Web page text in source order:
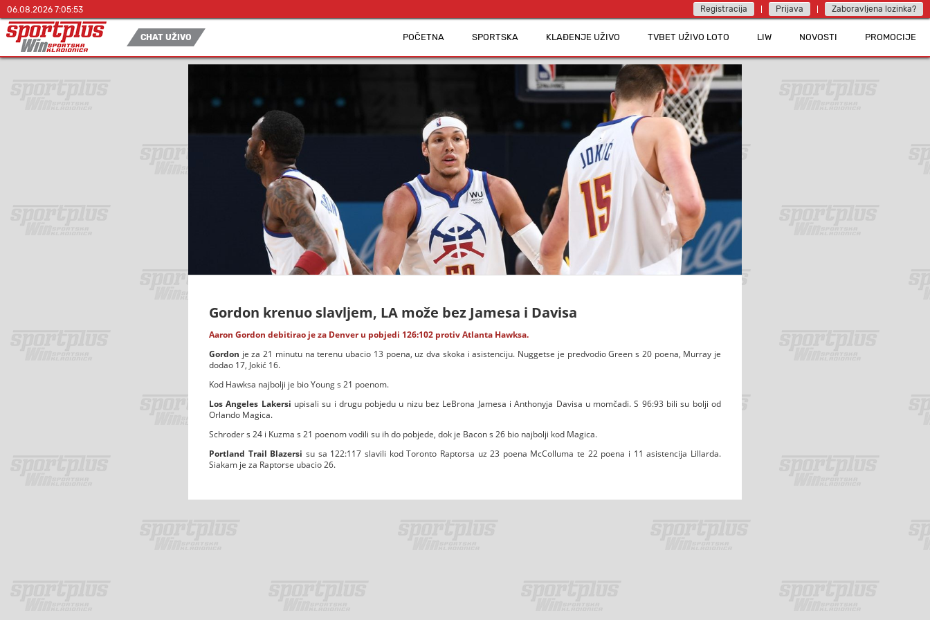
06.08.2026 7:05:53 Registracija Prijava Zaboravljena lozinka?
CHAT UŽIVO POČETNA SPORTSKA KLAĐENJE UŽIVO TVBET UŽIVO LOTO LIW NOVOSTI PROMOCIJE
Gordon krenuo slavljem, LA može bez Jamesa i Davisa
Aaron Gordon debitirao je za Denver u pobjedi 126:102 protiv Atlanta Hawksa.
Gordon je za 21 minutu na terenu ubacio 13 poena, uz dva skoka i asistenciju. Nuggetse je predvodio Green s 20 poena, Murray je
dodao 17, Jokić 16.
Kod Hawksa najbolji je bio Young s 21 poenom.
Los Angeles Lakersi upisali su i drugu pobjedu u nizu bez LeBrona Jamesa i Anthonyja Davisa u momčadi. S 96:93 bili su bolji od
Orlando Magica.
Schroder s 24 i Kuzma s 21 poenom vodili su ih do pobjede, dok je Bacon s 26 bio najbolji kod Magica.
Portland Trail Blazersi su sa 122:117 slavili kod Toronto Raptorsa uz 23 poena McColluma te 22 poena i 11 asistencija Lillarda.
Siakam je za Raptorse ubacio 26.